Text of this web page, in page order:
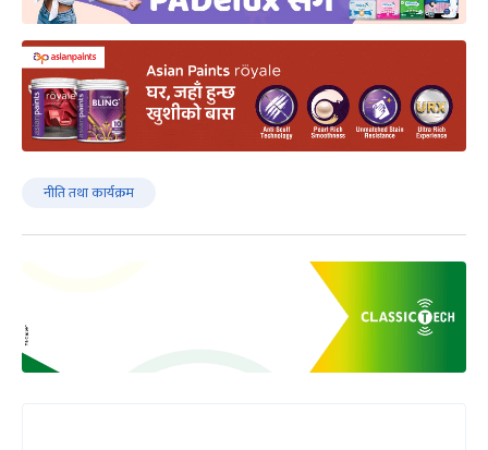
नीति तथा कार्यक्रम